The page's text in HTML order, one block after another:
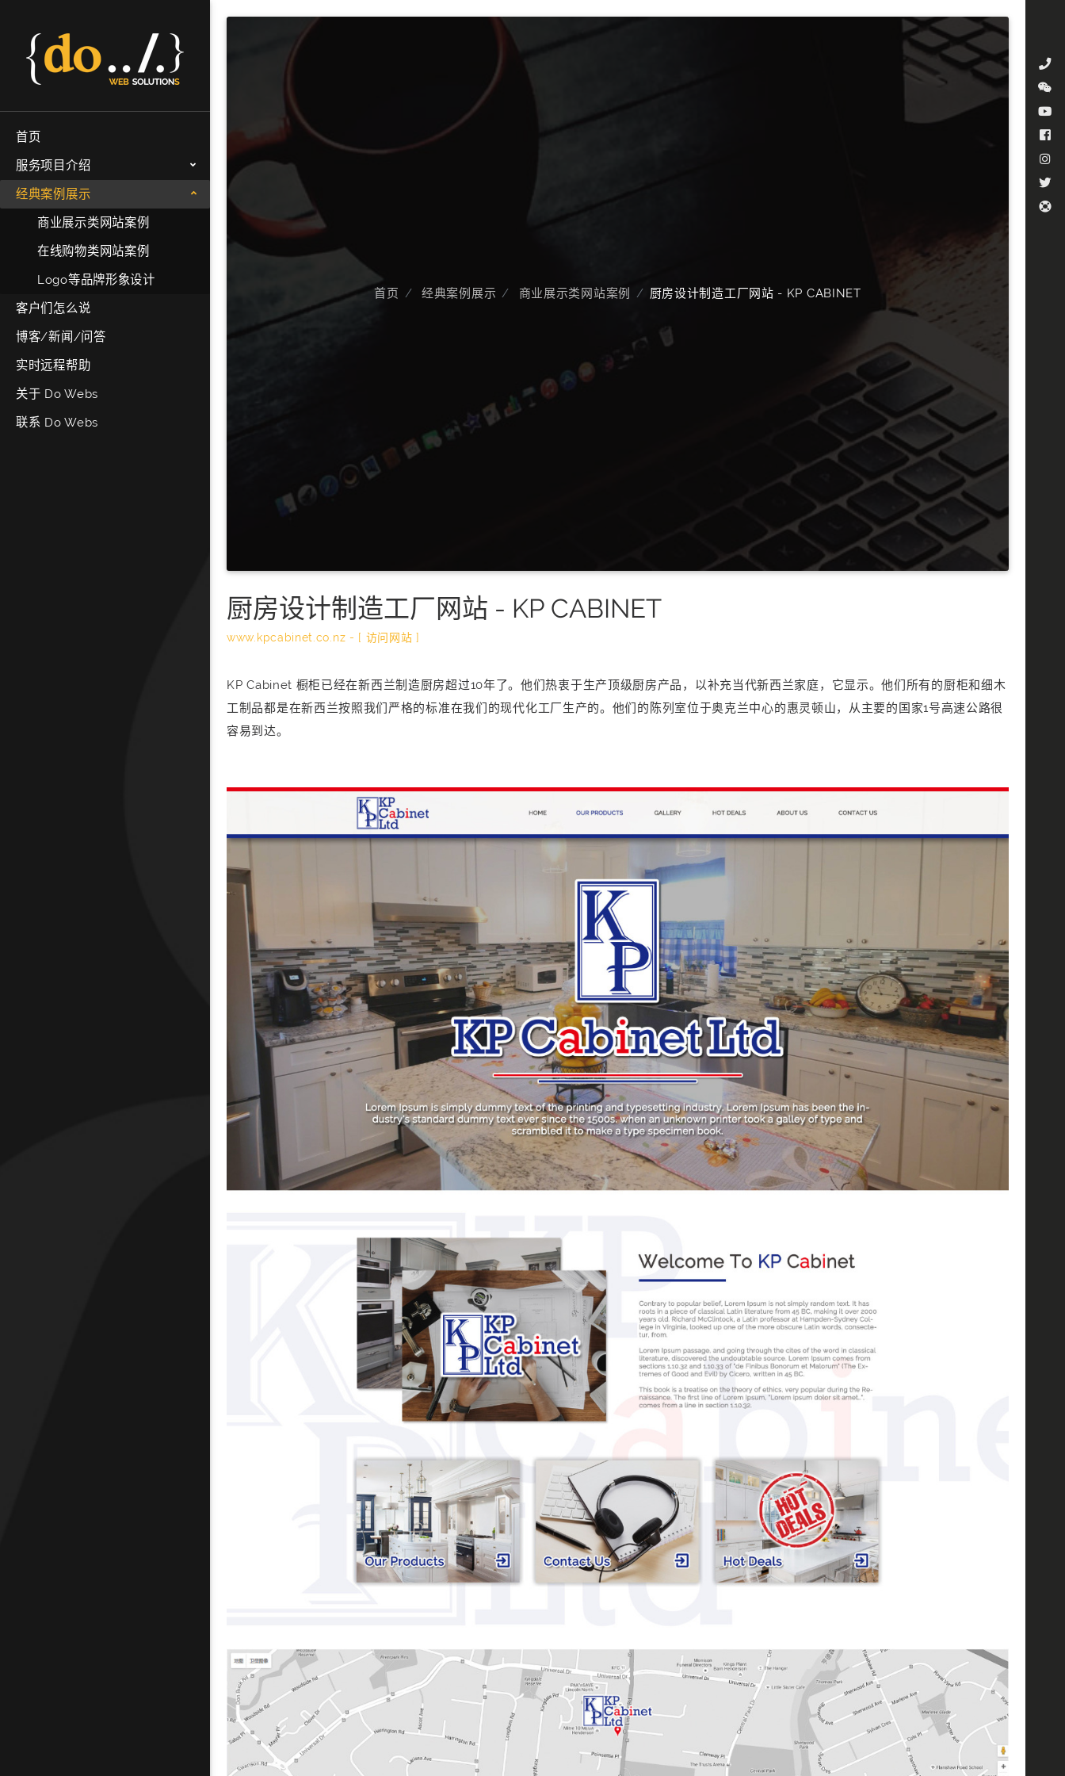
首页
服务项目介绍
经典案例展示
商业展示类网站案例
在线购物类网站案例
Logo等品牌形象设计
客户们怎么说
博客/新闻/问答
实时远程帮助
关于 Do Webs
联系 Do Webs
首页 经典案例展示 商业展示类网站案例 厨房设计制造工厂网站 - KP CABINET
厨房设计制造工厂网站 - KP CABINET
www.kpcabinet.co.nz - [ 访问网站 ]
KP Cabinet 橱柜已经在新西兰制造厨房超过10年了。他们热衷于生产顶级厨房产品，以补充当代新西兰家庭，它显示。他们所有的厨柜和细木
工制品都是在新西兰按照我们严格的标准在我们的现代化工厂生产的。他们的陈列室位于奥克兰中心的惠灵顿山，从主要的国家1号高速公路很
容易到达。